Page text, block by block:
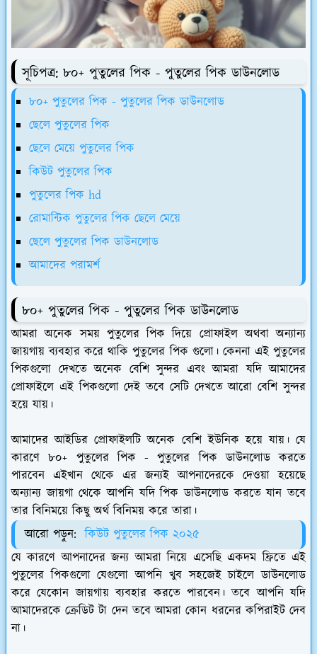
সূচিপত্র: ৮০+ পুতুলের পিক - পুতুলের পিক ডাউনলোড
৮০+ পুতুলের পিক - পুতুলের পিক ডাউনলোড
ছেলে পুতুলের পিক
ছেলে মেয়ে পুতুলের পিক
কিউট পুতুলের পিক
পুতুলের পিক hd
রোমান্টিক পুতুলের পিক ছেলে মেয়ে
ছেলে পুতুলের পিক ডাউনলোড
আমাদের পরামর্শ
৮০+ পুতুলের পিক - পুতুলের পিক ডাউনলোড
আমরা অনেক সময় পুতুলের পিক দিয়ে প্রোফাইল অথবা অন্যান্য
জায়গায় ব্যবহার করে থাকি পুতুলের পিক গুলো। কেননা এই পুতুলের
পিকগুলো দেখতে অনেক বেশি সুন্দর এবং আমরা যদি আমাদের
প্রোফাইলে এই পিকগুলো দেই তবে সেটি দেখতে আরো বেশি সুন্দর
হয়ে যায়।
আমাদের আইডির প্রোফাইলটি অনেক বেশি ইউনিক হয়ে যায়। যে
কারণে ৮০+ পুতুলের পিক - পুতুলের পিক ডাউনলোড করতে
পারবেন এইখান থেকে এর জন্যই আপনাদেরকে দেওয়া হয়েছে
অন্যান্য জায়গা থেকে আপনি যদি পিক ডাউনলোড করতে যান তবে
তার বিনিময়ে কিছু অর্থ বিনিময় করে তারা।
আরো পড়ুন:কিউট পুতুলের পিক ২০২৫
যে কারণে আপনাদের জন্য আমরা নিয়ে এসেছি একদম ফ্রিতে এই
পুতুলের পিকগুলো যেগুলো আপনি খুব সহজেই চাইলে ডাউনলোড
করে যেকোন জায়গায় ব্যবহার করতে পারবেন। তবে আপনি যদি
আমাদেরকে ক্রেডিট টা দেন তবে আমরা কোন ধরনের কপিরাইট দেব
না।